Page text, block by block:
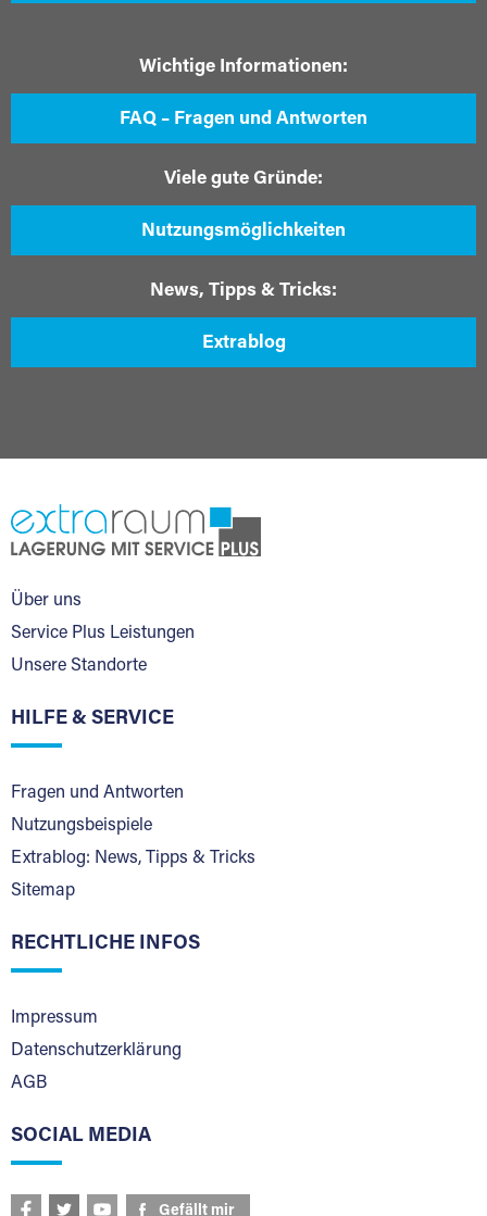
Wichtige Informationen:
FAQ – Fragen und Antworten
Viele gute Gründe:
Nutzungsmöglichkeiten
News, Tipps & Tricks:
Extrablog
Über uns
Service Plus Leistungen
Unsere Standorte
HILFE & SERVICE
Fragen und Antworten
Nutzungsbeispiele
Extrablog: News, Tipps & Tricks
Sitemap
RECHTLICHE INFOS
Impressum
Datenschutzerklärung
AGB
SOCIAL MEDIA
Gefällt mir